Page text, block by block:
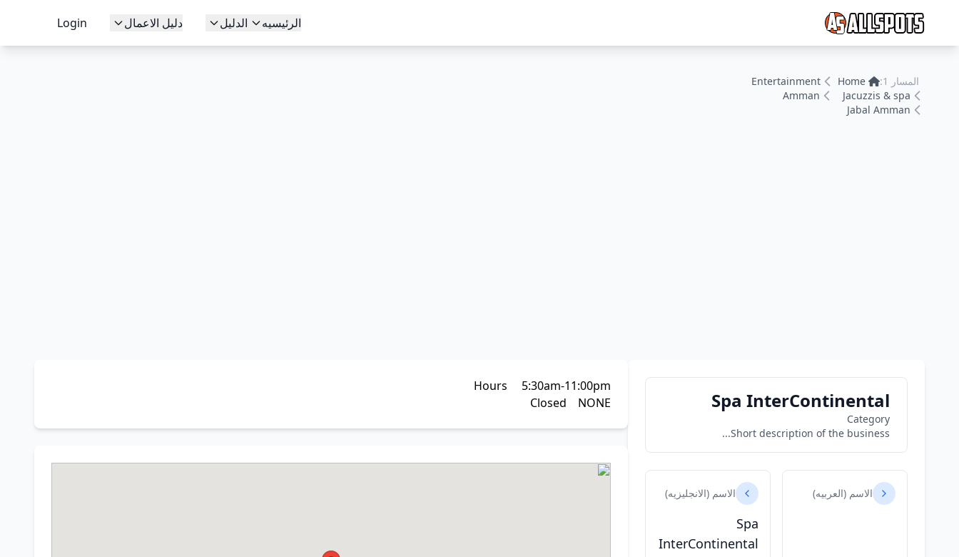
الرئيسيه الدليل دليل الاعمال Login
المسار 1: Home
Entertainment
Jacuzzis & spa
Amman
Jabal Amman
Spa InterContinental
Category
Short description of the business...
الاسم (العربيه) الاسم (الانجليزيه)
Spa
InterContinental
Hours 5:30am-11:00pm
Closed NONE